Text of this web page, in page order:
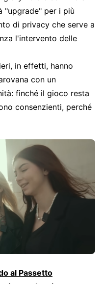
"upgrade" per i più
di privacy che serve a
l'intervento delle
in effetti, hanno
con un
finché il gioco resta
consenzienti, perché
al Passetto